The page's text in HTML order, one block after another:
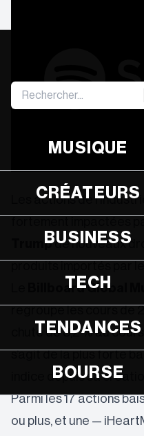
MUSIQUE
CRÉATEURS
BUSINESS
TECH
TENDANCES
BOURSE
Les actions de
fortement impactées
Trumpde nouveaux
produits importés par
Billboard Global
regroupe les cours de
chuté de 8,2 % au
s’agit de la plus forte
indice depuis sa
Parmi les 17 actions
ou plus, et une —